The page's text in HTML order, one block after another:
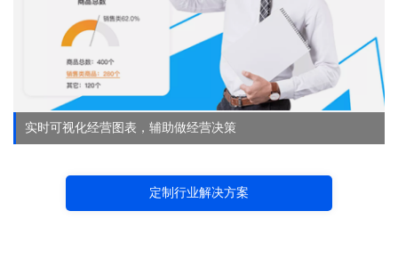
实时可视化经营图表，辅助做经营决策
定制行业解决方案